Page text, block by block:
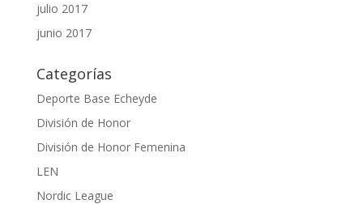
julio 2017
junio 2017
Categorías
Deporte Base Echeyde
División de Honor
División de Honor Femenina
LEN
Nordic League